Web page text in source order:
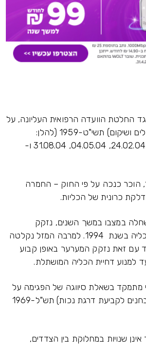
החלטת הוועדה הרפואית העליונה, על
פי חוק הנכים (תגמולים ושיקום) תשי"ט-1959 (להלן:
"החוק"), מתאריכים 24.02.04, 04.05.04, 31.08.04 ו-
המערער, יליד 1952, הוכר כנכה על פי החוק – החמרה
במצבו במשך השנים, נזקק
המערער להשתלת כליה בשנת 1994. למרבה המזל נקלטה
עם זאת נזקק המערער באופן קבוע
למנוע דחיית הכליה המושתלת.
מתמקד בשאלת סיווגה של הפגימה על
פי תקנות הנכים (מבחנים לקביעת דרגת נכות) תש"ל-1969
שנויות במחלוקת בין הצדדים,